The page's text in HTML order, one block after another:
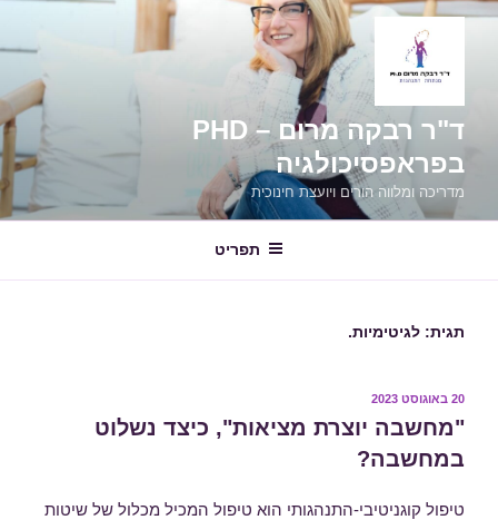
דילוג
ד"ר רבקה מרום – PHD
בפראפסיכולגיה
מדריכה ומלווה הורים ויועצת חינוכית
תפריט
תגית: לגיטימיות.
פורסם
ב
20 באוגוסט 2023
"מחשבה יוצרת מציאות", כיצד נשלוט
במחשבה?
טיפול קוגניטיבי-התנהגותי הוא טיפול המכיל מכלול של שיטות